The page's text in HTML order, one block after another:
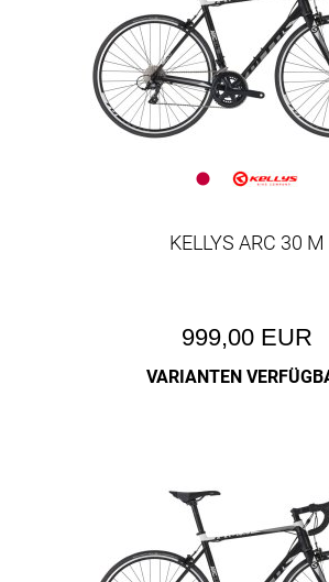
KELLYS ARC 30 M
999,00 EUR
VARIANTEN